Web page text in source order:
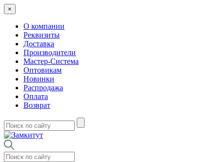
×
О компании
Реквизиты
Доставка
Производители
Мастер-Система
Оптовикам
Новинки
Распродажа
Оплата
Возврат